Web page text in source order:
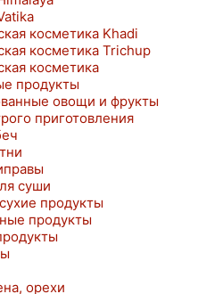
коcметика Khadi
коcметика Trichup
косметика
продукты
овощи и фрукты
приготовления
суши
продукты
продукты
орехи